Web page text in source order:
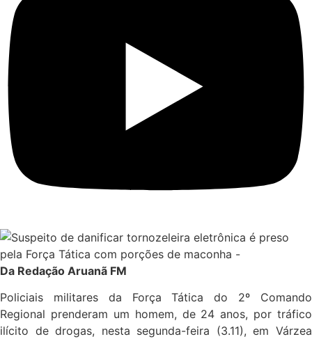
Da Redação Aruanã FM
Policiais militares da Força Tática do 2º Comando
Regional prenderam um homem, de 24 anos, por tráfico
ilícito de drogas, nesta segunda-feira (3.11), em Várzea